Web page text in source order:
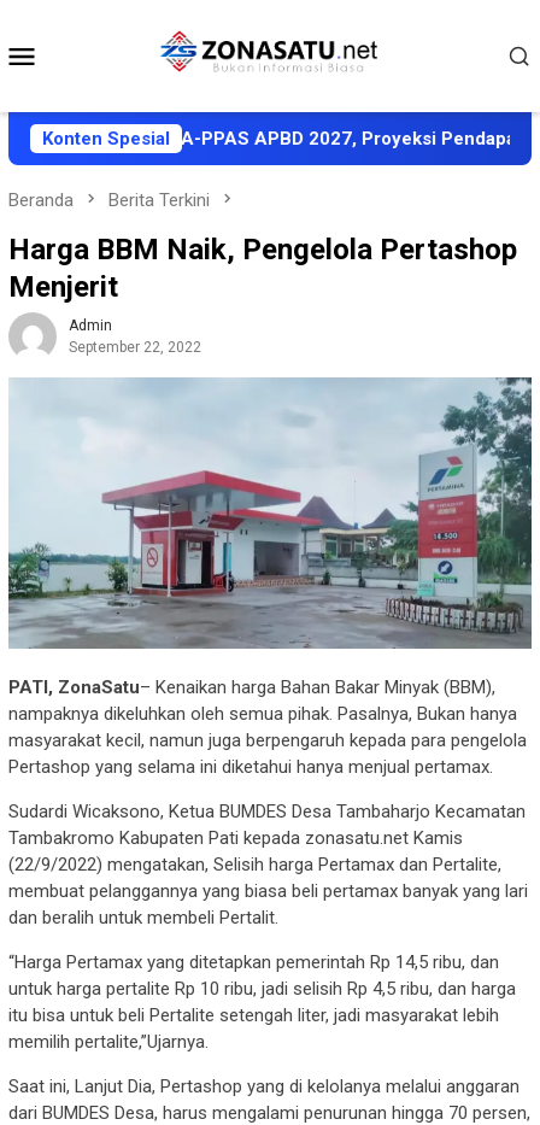
konten
Konten Spesial
Sepakati KUA-PPAS APBD 2027, Proyeksi Pendapatan
Beranda Berita Terkini
Harga BBM Naik, Pengelola Pertashop
Menjerit
Admin
September 22, 2022
PATI, ZonaSatu– Kenaikan harga Bahan Bakar Minyak (BBM),
nampaknya dikeluhkan oleh semua pihak. Pasalnya, Bukan hanya
masyarakat kecil, namun juga berpengaruh kepada para pengelola
Pertashop yang selama ini diketahui hanya menjual pertamax.
Sudardi Wicaksono, Ketua BUMDES Desa Tambaharjo Kecamatan
Tambakromo Kabupaten Pati kepada zonasatu.net Kamis
(22/9/2022) mengatakan, Selisih harga Pertamax dan Pertalite,
membuat pelanggannya yang biasa beli pertamax banyak yang lari
dan beralih untuk membeli Pertalit.
“Harga Pertamax yang ditetapkan pemerintah Rp 14,5 ribu, dan
untuk harga pertalite Rp 10 ribu, jadi selisih Rp 4,5 ribu, dan harga
itu bisa untuk beli Pertalite setengah liter, jadi masyarakat lebih
memilih pertalite,”Ujarnya.
Saat ini, Lanjut Dia, Pertashop yang di kelolanya melalui anggaran
dari BUMDES Desa, harus mengalami penurunan hingga 70 persen,